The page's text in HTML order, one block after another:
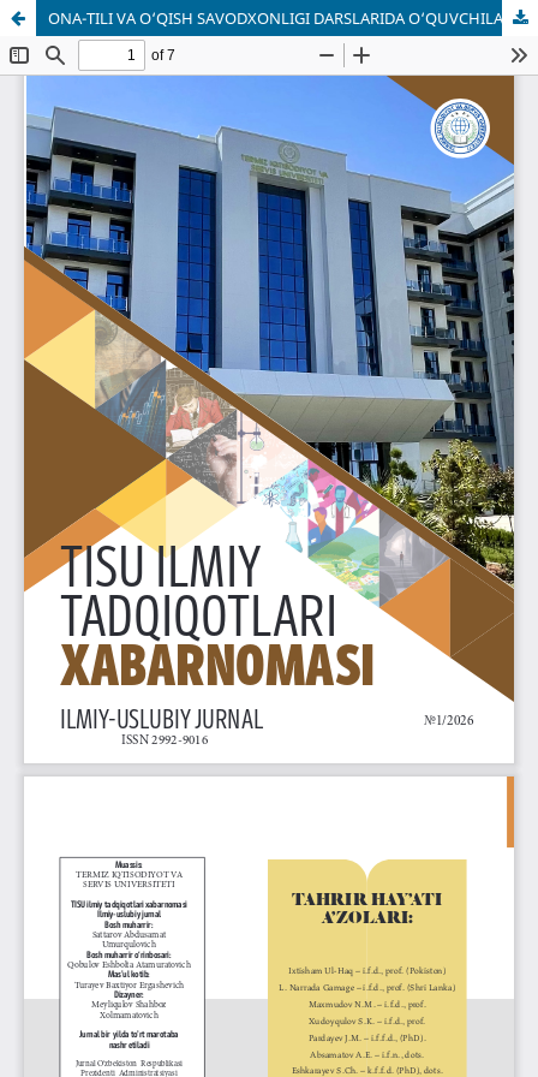
ONA-TILI VA O‘QISH SAVODXONLIGI DARSLARIDA O‘QUVCHILARNING AXBOROT BILAN ISHLASH KOMPETENSIYASINI RIVOJLANTIRISH METODIKASI